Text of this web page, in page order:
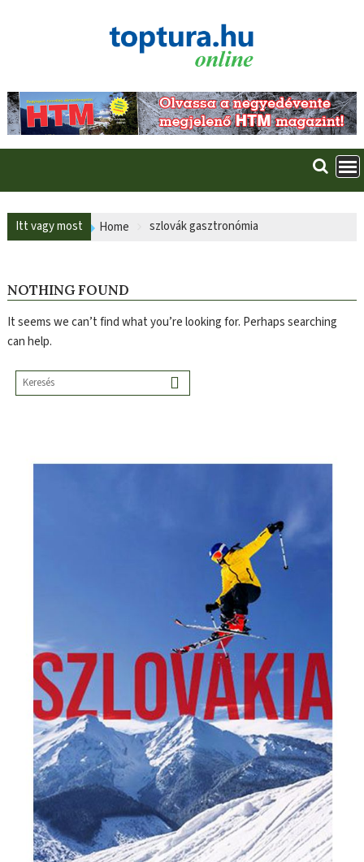
Itt vagy most Home szlovák gasztronómia
NOTHING FOUND
It seems we can’t find what you’re looking for. Perhaps searching
can help.